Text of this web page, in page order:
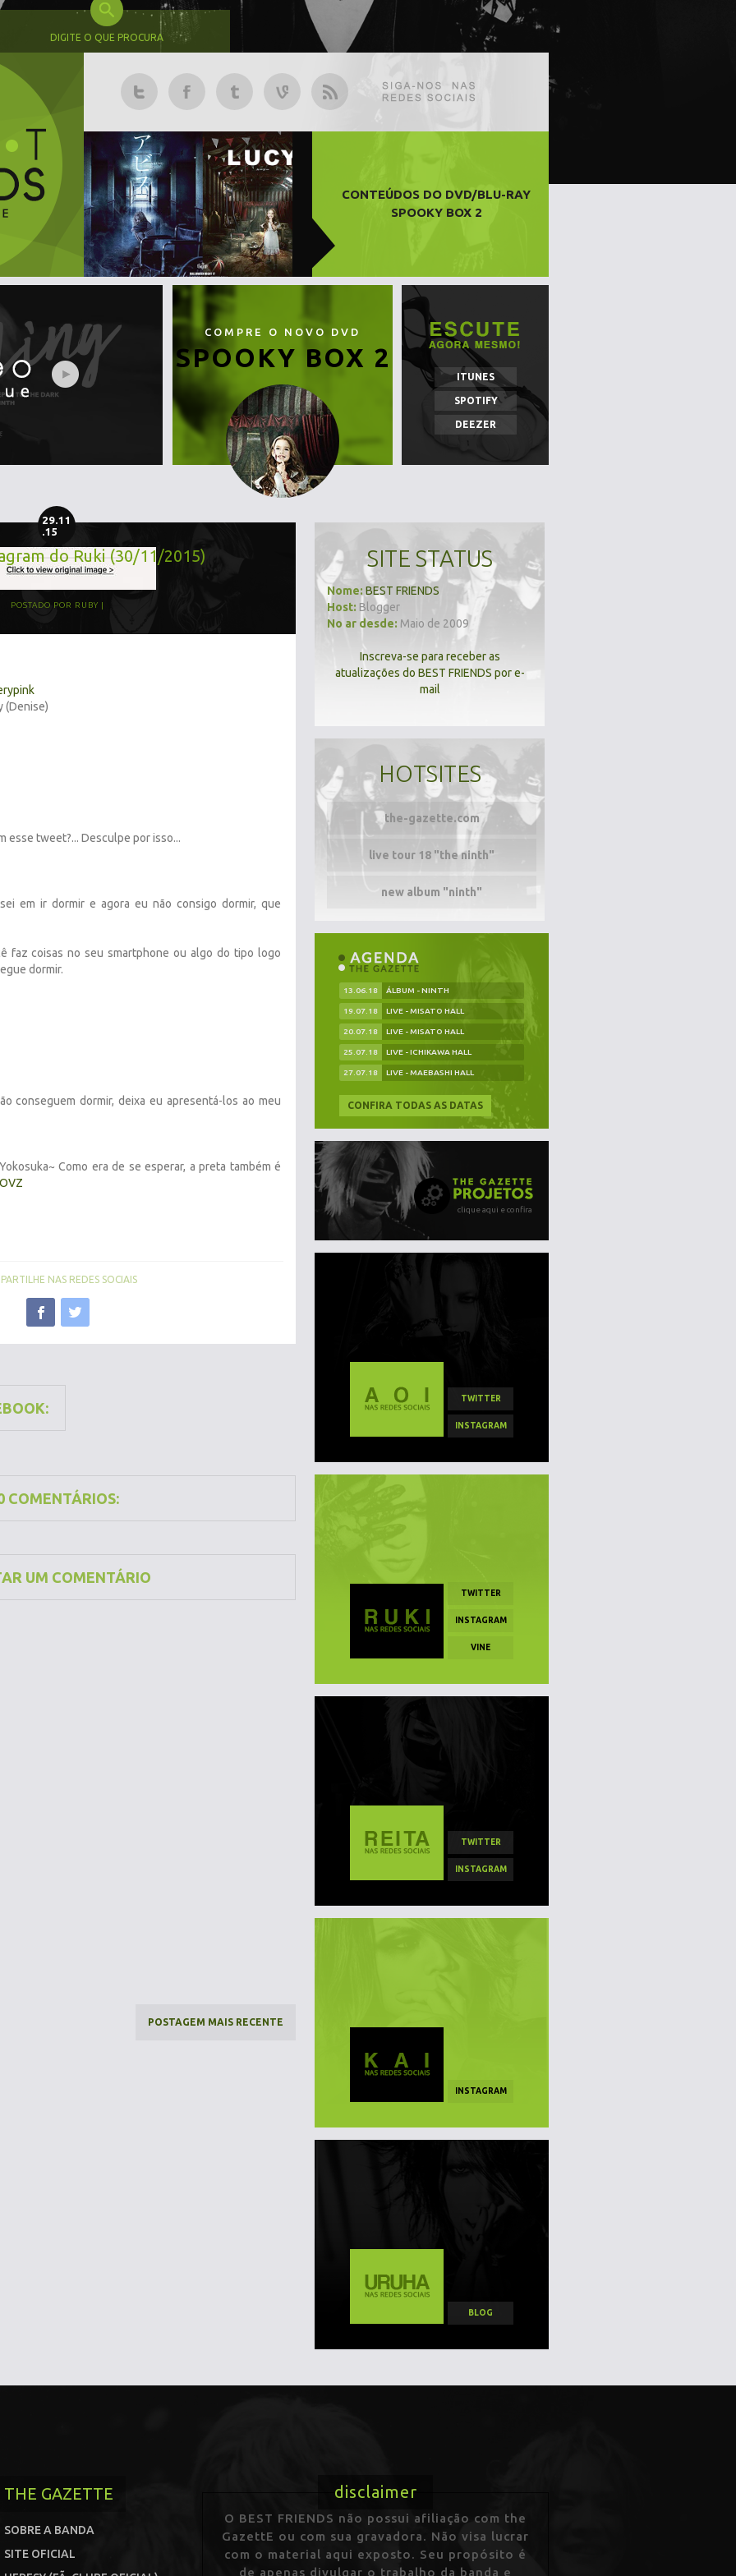
DIGITE O QUE PROCURA
CONTEÚDOS DO DVD/BLU-RAY
SPOOKY BOX 2
COMPRE O NOVO DVD
SPOOKY BOX 2
ITUNES
SPOTIFY
DEEZER
29.11
.15
do Ruki (30/11/2015)
POSTADO POR RUBY
(Denise)
esse tweet?... Desculpe por isso...
em ir dormir e agora eu não consigo dormir, que
faz coisas no seu smartphone ou algo do tipo logo
dormir.
conseguem dormir, deixa eu apresentá-los ao meu
Como era de se esperar, a preta também é
NAS REDES SOCIAIS
COMENTÁRIOS:
UM COMENTÁRIO
POSTAGEM MAIS RECENTE
SITE STATUS
Nome: BEST FRIENDS
Host: Blogger
No ar desde: Maio de 2009
Inscreva-se para receber as
atualizações do BEST FRIENDS por e-
mail
HOTSITES
the-gazette.com
live tour 18 "the ninth"
new album "ninth"
13.06.18 ÁLBUM - NINTH
19.07.18 LIVE - MISATO HALL
20.07.18 LIVE - MISATO HALL
25.07.18 LIVE - ICHIKAWA HALL
27.07.18 LIVE - MAEBASHI HALL
CONFIRA TODAS AS DATAS
clique aqui e confira
TWITTER
INSTAGRAM
TWITTER
INSTAGRAM
VINE
TWITTER
INSTAGRAM
INSTAGRAM
BLOG
THE GAZETTE
SOBRE A BANDA
SITE OFICIAL
disclaimer
O BEST FRIENDS não possui afiliação com the
GazettE ou com sua gravadora. Não visa lucrar
com o material aqui exposto. Seu propósito é
de apenas divulgar o trabalho da banda e